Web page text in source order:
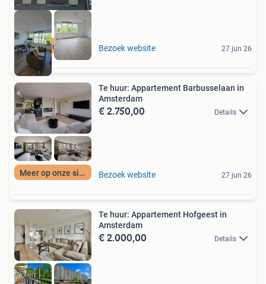
Meer op onze site Bezoek website 27 jun 26
Meer op onze site
Te huur: Appartement Barbusselaan in
Amsterdam
€ 2.750,00 Details
Bezoek website 27 jun 26
Te huur: Appartement Hofgeest in
Amsterdam
€ 2.000,00 Details